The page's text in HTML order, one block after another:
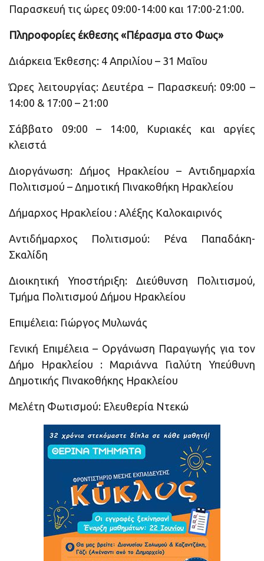
Παρασκευή τις ώρες 09:00-14:00 και 17:00-21:00.
Πληροφορίες έκθεσης «Πέρασμα στο Φως»
Διάρκεια Έκθεσης: 4 Απριλίου – 31 Μαΐου
Ώρες λειτουργίας: Δευτέρα – Παρασκευή: 09:00 –
14:00 & 17:00 – 21:00
Σάββατο 09:00 – 14:00, Κυριακές και αργίες
κλειστά
Διοργάνωση: Δήμος Ηρακλείου – Αντιδηµαρχία
Πολιτισμού – Δημοτική Πινακοθήκη Ηρακλείου
Δήμαρχος Ηρακλείου : Αλέξης Καλοκαιρινός
Αντιδήμαρχος Πολιτισμού: Ρένα Παπαδάκη-
Σκαλίδη
Διοικητική Υποστήριξη: Διεύθυνση Πολιτισμού,
Τμήμα Πολιτισμού Δήμου Ηρακλείου
Επιμέλεια: Γιώργος Μυλωνάς
Γενική Επιμέλεια – Οργάνωση Παραγωγής για τον
Δήμο Ηρακλείου : Μαριάννα Γιαλύτη Υπεύθυνη
Δημοτικής Πινακοθήκης Ηρακλείου
Μελέτη Φωτισμού: Ελευθερία Ντεκώ